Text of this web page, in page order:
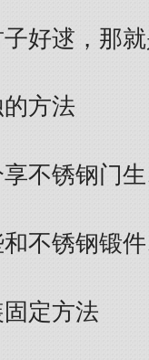
子好逑，那
方法
享不锈钢门
和不锈钢锻
定方法